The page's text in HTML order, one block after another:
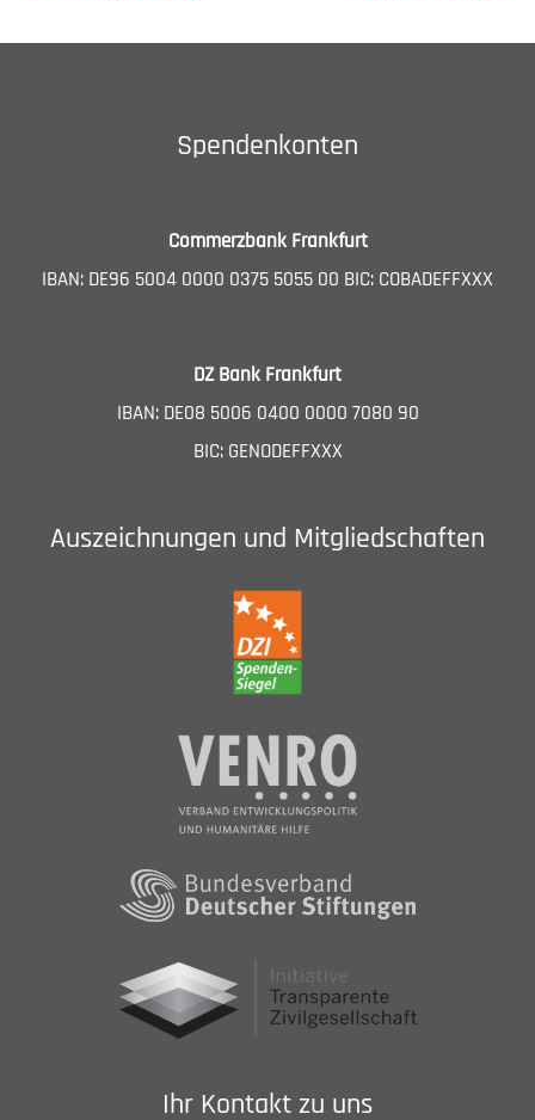
Spendenkonten
Commerzbank Frankfurt
IBAN: DE96 5004 0000 0375 5055 00 BIC: COBADEFFXXX
DZ Bank Frankfurt
IBAN: DE08 5006 0400 0000 7080 90
BIC: GENODEFFXXX
Auszeichnungen und Mitgliedschaften
Ihr Kontakt zu uns